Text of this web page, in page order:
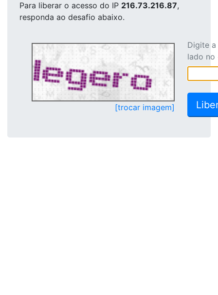
Para liberar o acesso do IP 216.73.216.87,
responda ao desafio abaixo.
[trocar imagem]
Digite
lado no